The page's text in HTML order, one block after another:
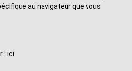
au navigateur que vous
: ici